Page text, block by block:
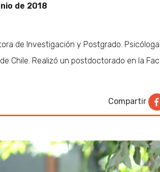
de 2018
de Investigación y Postgrado.
Chile. Realizó un postdoctorado en la
Compartir